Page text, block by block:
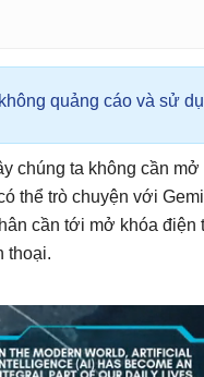
quảng cáo và sử
chúng ta không cần
thể trò chuyện với
cần tới mở khóa
thoại.